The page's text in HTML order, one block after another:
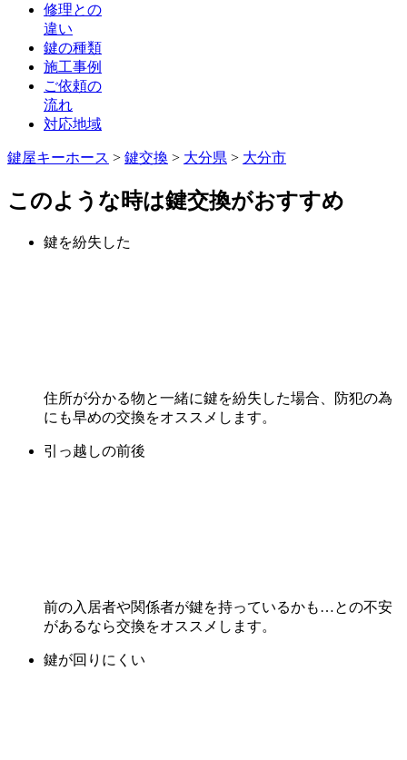
修理との
違い
鍵の種類
施工事例
ご依頼の
流れ
対応地域
鍵屋キーホース > 鍵交換 > 大分県 > 大分市
このような時は鍵交換がおすすめ
鍵を紛失した
住所が分かる物と一緒に鍵を紛失した場合、防犯の為
にも早めの交換をオススメします。
引っ越しの前後
前の入居者や関係者が鍵を持っているかも…との不安
があるなら交換をオススメします。
鍵が回りにくい